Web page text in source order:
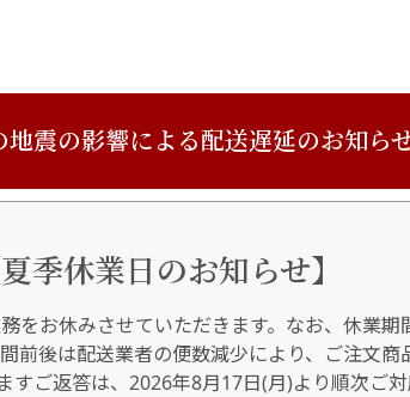
地震の影響による配送遅延のお知ら
夏季休業日のお知らせ】
をお休みさせていただきます。なお、休業
後は配送業者の便数減少により、ご注文商
ご返答は、2026年8月17日(月)より順次ご